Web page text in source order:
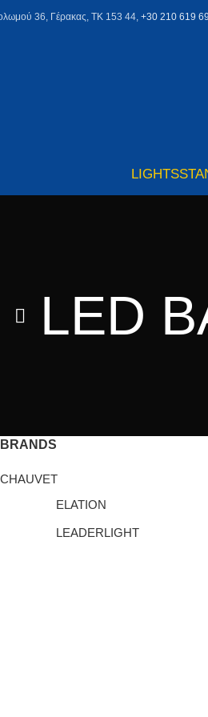
36, Γέρακας, ΤΚ 153 44, +30 210 619
LIGHTS
LED
BRANDS
CHAUVET
ELATION
LEADERLIGHT